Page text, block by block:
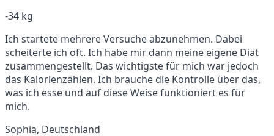
-34 kg
Ich startete mehrere Versuche abzunehmen. Dabei
scheiterte ich oft. Ich habe mir dann meine eigene Diät
zusammengestellt. Das wichtigste für mich war jedoch
das Kalorienzählen. Ich brauche die Kontrolle über das,
was ich esse und auf diese Weise funktioniert es für
mich.
Sophia, Deutschland